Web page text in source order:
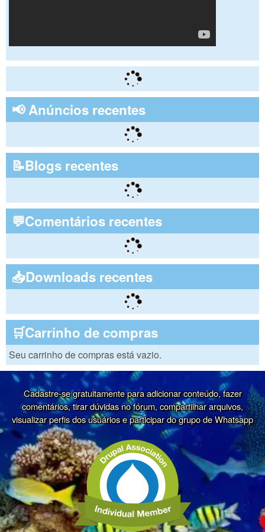
📢 Anúncios recentes
📝Blogs recentes
💬Comentários recentes
📥Downloads recentes
🛒Carrinho de compras
Seu carrinho de compras está vazio.
Cadastre-se gratuitamente para adicionar conteúdo, fazer
comentários, tirar dúvidas no fórum, compartilhar arquivos,
visualizar perfis dos usuários e participar do grupo de Whatsapp